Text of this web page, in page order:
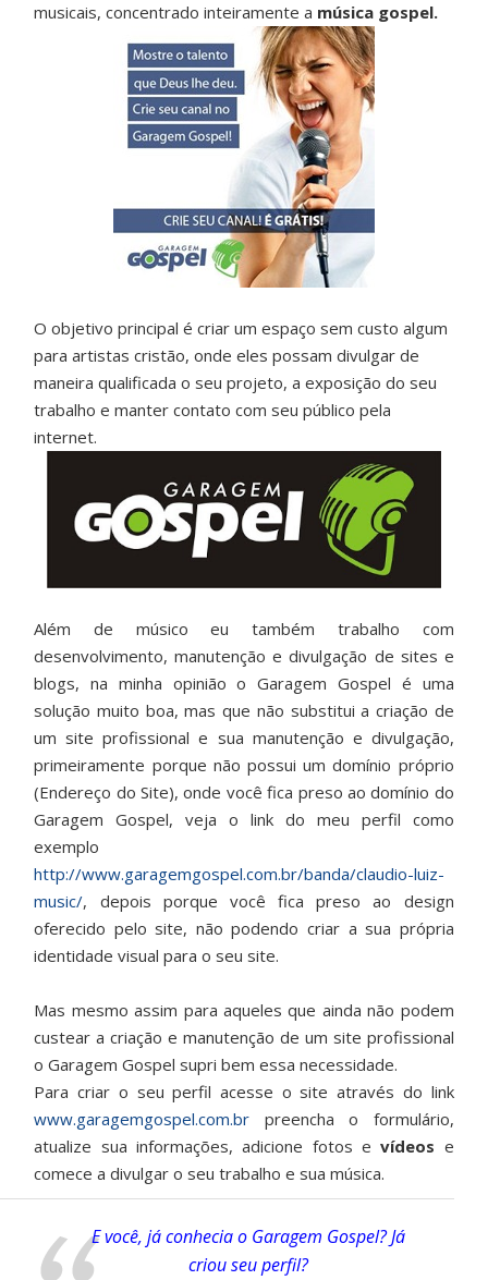
musicais, concentrado inteiramente a música gospel.
O objetivo principal é criar um espaço sem custo algum
para artistas cristão, onde eles possam divulgar de
maneira qualificada o seu projeto, a exposição do seu
trabalho e manter contato com seu público pela
internet.
Além de músico eu também trabalho com
desenvolvimento, manutenção e divulgação de sites e
blogs, na minha opinião o Garagem Gospel é uma
solução muito boa, mas que não substitui a criação de
um site profissional e sua manutenção e divulgação,
primeiramente porque não possui um domínio próprio
(Endereço do Site), onde você fica preso ao domínio do
Garagem Gospel, veja o link do meu perfil como
exemplo
http://www.garagemgospel.com.br/banda/claudio-luiz-
music/, depois porque você fica preso ao design
oferecido pelo site, não podendo criar a sua própria
identidade visual para o seu site.
Mas mesmo assim para aqueles que ainda não podem
custear a criação e manutenção de um site profissional
o Garagem Gospel supri bem essa necessidade.
Para criar o seu perfil acesse o site através do link
www.garagemgospel.com.br preencha o formulário,
atualize sua informações, adicione fotos evídeos e
comece a divulgar o seu trabalho e sua música.
E você, já conhecia o Garagem Gospel? Já
criou seu perfil?